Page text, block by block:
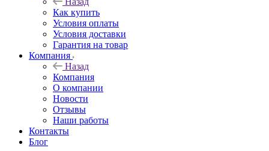
Как купить
Условия оплаты
Условия доставки
Гарантия на товар
Компания
Назад
Компания
О компании
Новости
Отзывы
Наши работы
Контакты
Блог